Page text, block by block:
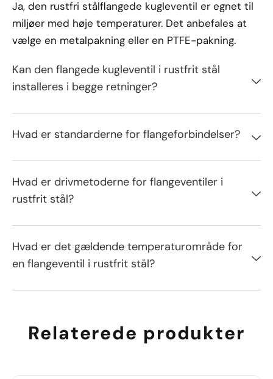
Ja, den rustfri stålflangede kugleventil er egnet til
miljøer med høje temperaturer. Det anbefales at
vælge en metalpakning eller en PTFE-pakning.
Kan den flangede kugleventil i rustfrit stål
installeres i begge retninger?
Hvad er standarderne for flangeforbindelser?
Hvad er drivmetoderne for flangeventiler i
rustfrit stål?
Hvad er det gældende temperaturområde for
en flangeventil i rustfrit stål?
Relaterede produkter